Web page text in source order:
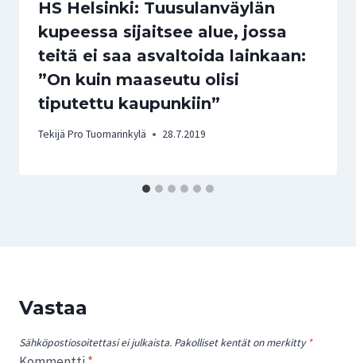
HS Helsinki: Tuusulanväylän
kupeessa sijaitsee alue, jossa
teitä ei saa asvaltoida lainkaan:
”On kuin maaseutu olisi
tiputettu kaupunkiin”
Tekijä Pro Tuomarinkylä 28.7.2019
Vastaa
Sähköpostiosoitettasi ei julkaista. Pakolliset kentät on merkitty *